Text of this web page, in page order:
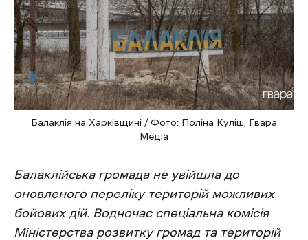
Балаклія на Харківщині / Фото: Поліна Куліш, Ґвара
Медіа
Балаклійська громада не увійшла до
оновленого переліку територій можливих
бойових дій. Водночас спеціальна комісія
Міністерства розвитку громад та територій